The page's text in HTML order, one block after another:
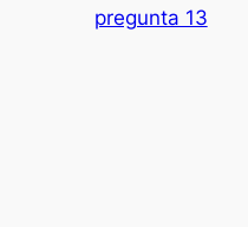
pregunta 13